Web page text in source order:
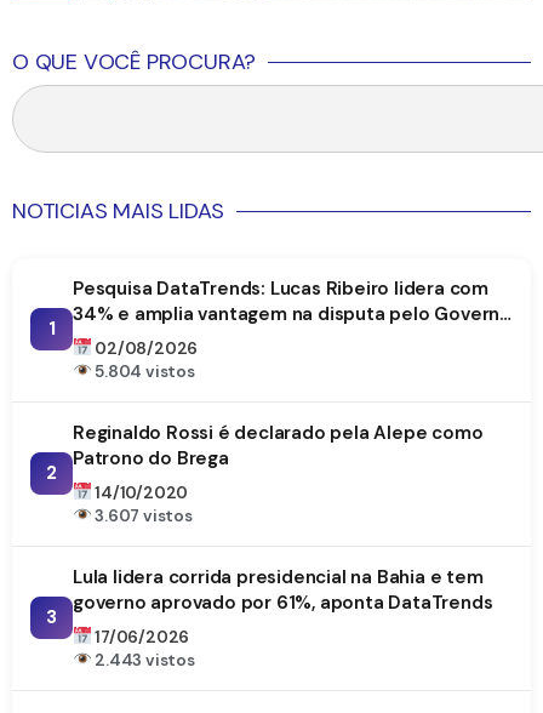
O QUE VOCÊ PROCURA?
NOTICIAS MAIS LIDAS
1
Pesquisa DataTrends: Lucas Ribeiro lidera com
34% e amplia vantagem na disputa pelo Governo
da Paraíba
02/08/2026
5.804 vistos
2
Reginaldo Rossi é declarado pela Alepe como
Patrono do Brega
14/10/2020
3.607 vistos
3
Lula lidera corrida presidencial na Bahia e tem
governo aprovado por 61%, aponta DataTrends
17/06/2026
2.443 vistos